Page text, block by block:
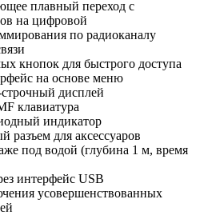
плавный переход с
на цифровой
по радиоканалу
кнопок для быстрого доступа
на основе меню
дисплей
клавиатура
индикатор
разъем для аксессуаров
под водой (глубина 1 м, время
интерфейс USB
усовершенствованных